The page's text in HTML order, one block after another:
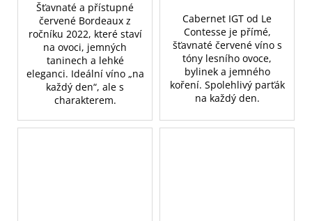
Šťavnaté a přístupné
červené Bordeaux z
ročníku 2022, které staví
na ovoci, jemných
taninech a lehké
eleganci. Ideální víno „na
každý den“, ale s
charakterem.
Cabernet IGT od Le
Contesse je přímé,
šťavnaté červené víno s
tóny lesního ovoce,
bylinek a jemného
koření. Spolehlivý parťák
na každý den.